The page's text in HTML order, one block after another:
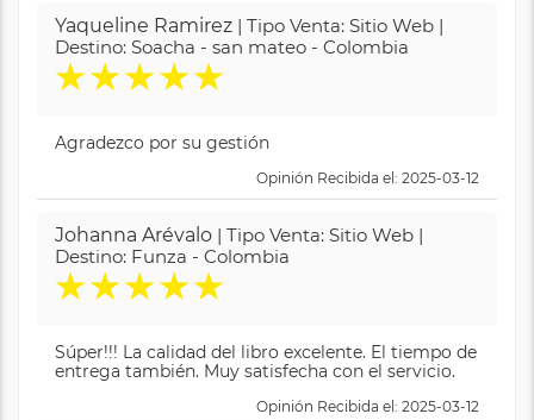
Yaqueline Ramirez | Tipo Venta: Sitio Web |
Destino: Soacha - san mateo - Colombia
★★★★★
Agradezco por su gestión
Opinión Recibida el: 2025-03-12
Johanna Arévalo | Tipo Venta: Sitio Web |
Destino: Funza - Colombia
★★★★★
Súper!!! La calidad del libro excelente. El tiempo de
entrega también. Muy satisfecha con el servicio.
Opinión Recibida el: 2025-03-12